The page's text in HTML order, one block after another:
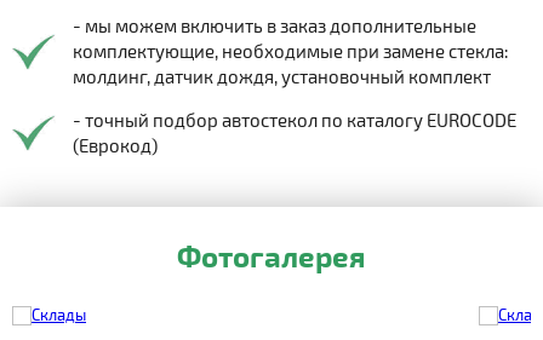
- мы можем включить в заказ дополнительные
комплектующие, необходимые при замене стекла:
молдинг, датчик дождя, установочный комплект
- точный подбор автостекол по каталогу EUROCODE
(Еврокод)
Фотогалерея